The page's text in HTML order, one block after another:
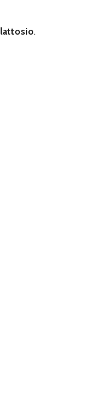
lattosio.